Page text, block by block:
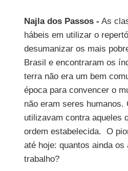
Najla dos Passos - As
hábeis em utilizar o
desumanizar os mais
Brasil e encontraram os
terra não era um bem
época para convencer o
não eram seres
utilizavam contra aqueles
ordem estabelecida. O
até hoje: quantos ainda
trabalho?